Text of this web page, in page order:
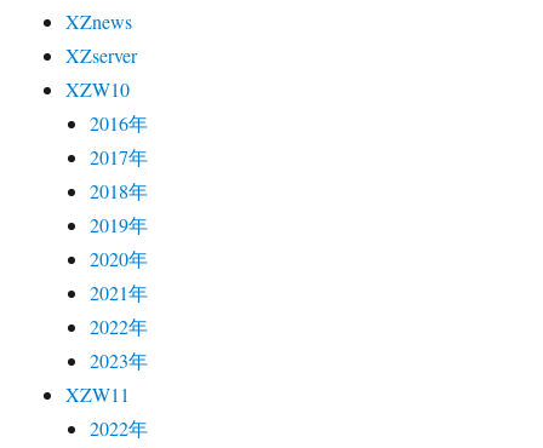
XZnews
XZserver
XZW10
2016年
2017年
2018年
2019年
2020年
2021年
2022年
2023年
XZW11
2022年